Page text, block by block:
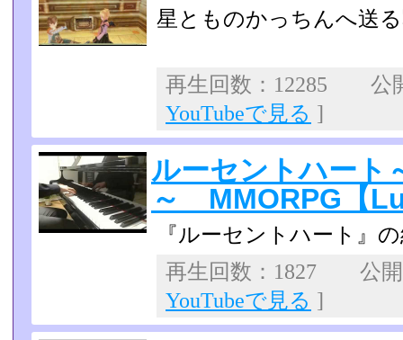
星とものかっちんへ送
再生回数：12285
YouTubeで見る ]
ルーセントハート
～ MMORPG【
『ルーセントハート』
再生回数：1827 公
YouTubeで見る ]